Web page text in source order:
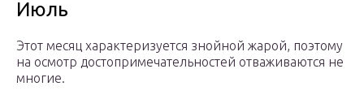
Июль
Этот месяц характеризуется знойной жарой, поэтому
на осмотр достопримечательностей отваживаются не
многие.